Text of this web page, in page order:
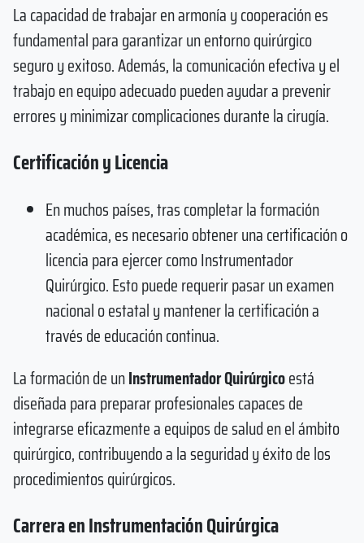
La capacidad de trabajar en armonía y cooperación es
fundamental para garantizar un entorno quirúrgico
seguro y exitoso. Además, la comunicación efectiva y el
trabajo en equipo adecuado pueden ayudar a prevenir
errores y minimizar complicaciones durante la cirugía.
Certificación y Licencia
En muchos países, tras completar la formación
académica, es necesario obtener una certificación o
licencia para ejercer como Instrumentador
Quirúrgico. Esto puede requerir pasar un examen
nacional o estatal y mantener la certificación a
través de educación continua.
La formación de unInstrumentador Quirúrgicoestá
diseñada para preparar profesionales capaces de
integrarse eficazmente a equipos de salud en el ámbito
quirúrgico, contribuyendo a la seguridad y éxito de los
procedimientos quirúrgicos.
Carrera en Instrumentación Quirúrgica